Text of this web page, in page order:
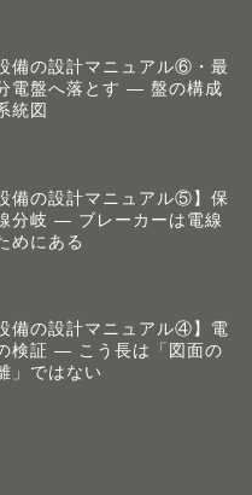
備の設計マニュアル⑥・最
電盤へ落とす ― 盤の構成
統図
備の設計マニュアル⑤】保
分岐 ― ブレーカーは電線
めにある
備の設計マニュアル④】電
検証 ― こう長は「図面の
」ではない